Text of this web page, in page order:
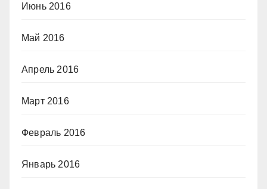
Июнь 2016
Май 2016
Апрель 2016
Март 2016
Февраль 2016
Январь 2016